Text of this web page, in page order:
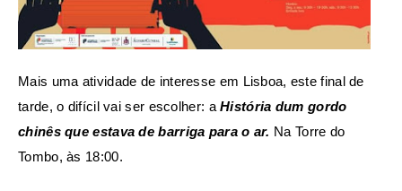
Mais uma atividade de interesse em Lisboa, este final de
tarde, o difícil vai ser escolher: aHistória dum gordo
chinês que estava de barriga para o ar. Na Torre do
Tombo, às 18:00.